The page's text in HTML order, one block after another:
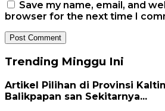
Save my name, email, and
browser for the next time I
Trending Minggu Ini
Artikel Pilihan di Provinsi
Balikpapan san Sekitarnya...